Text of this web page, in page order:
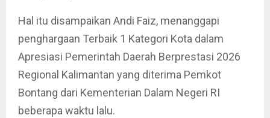
Hal itu disampaikan Andi Faiz, menanggapi
penghargaan Terbaik 1 Kategori Kota dalam
Apresiasi Pemerintah Daerah Berprestasi 2026
Regional Kalimantan yang diterima Pemkot
Bontang dari Kementerian Dalam Negeri RI
beberapa waktu lalu.